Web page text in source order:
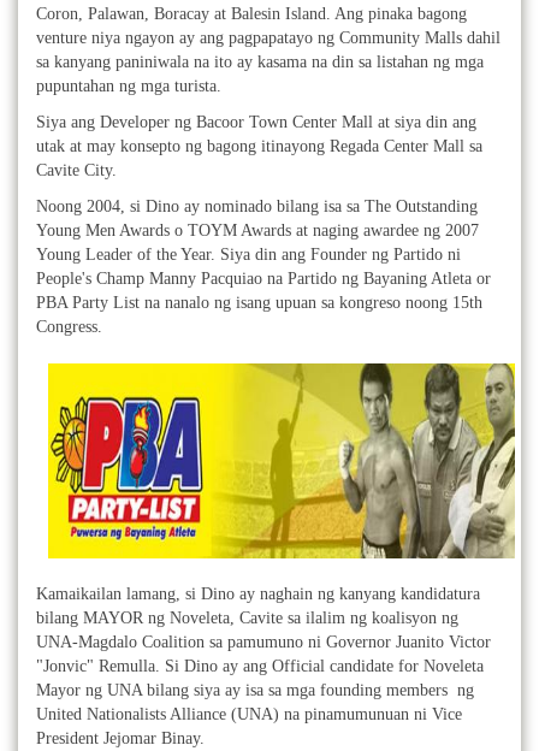
Coron, Palawan, Boracay at Balesin Island. Ang pinaka bagong
venture niya ngayon ay ang pagpapatayo ng Community Malls dahil
sa kanyang paniniwala na ito ay kasama na din sa listahan ng mga
pupuntahan ng mga turista.
Siya ang Developer ng Bacoor Town Center Mall at siya din ang
utak at may konsepto ng bagong itinayong Regada Center Mall sa
Cavite City.
Noong 2004, si Dino ay nominado bilang isa sa The Outstanding
Young Men Awards o TOYM Awards at naging awardee ng 2007
Young Leader of the Year. Siya din ang Founder ng Partido ni
People's Champ Manny Pacquiao na Partido ng Bayaning Atleta or
PBA Party List na nanalo ng isang upuan sa kongreso noong 15th
Congress.
Kamaikailan lamang, si Dino ay naghain ng kanyang kandidatura
bilang MAYOR ng Noveleta, Cavite sa ilalim ng koalisyon ng
UNA-Magdalo Coalition sa pamumuno ni Governor Juanito Victor
"Jonvic" Remulla. Si Dino ay ang Official candidate for Noveleta
Mayor ng UNA bilang siya ay isa sa mga founding members ng
United Nationalists Alliance (UNA) na pinamumunuan ni Vice
President Jejomar Binay.